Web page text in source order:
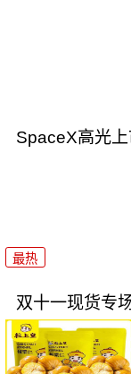
SpaceX高光
最热
双十一现货专